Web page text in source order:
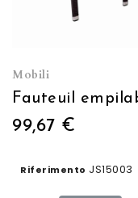
Mobili
99,67 €
Riferimento JS15003